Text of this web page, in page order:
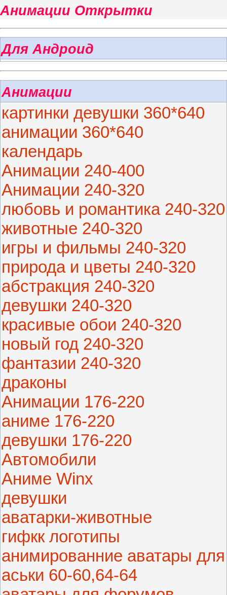
Анимации Открытки
Для Андроид
Анимации
картинки девушки 360*640
анимации 360*640
календарь
Анимации 240-400
Анимации 240-320
любовь и романтика 240-320
животные 240-320
игры и фильмы 240-320
природа и цветы 240-320
абстракция 240-320
девушки 240-320
красивые обои 240-320
новый год 240-320
фантазии 240-320
драконы
Анимации 176-220
аниме 176-220
девушки 176-220
Автомобили
Аниме Winx
девушки
аватарки-животные
гифкк логотипы
анимированние аватары для
аськи 60-60,64-64